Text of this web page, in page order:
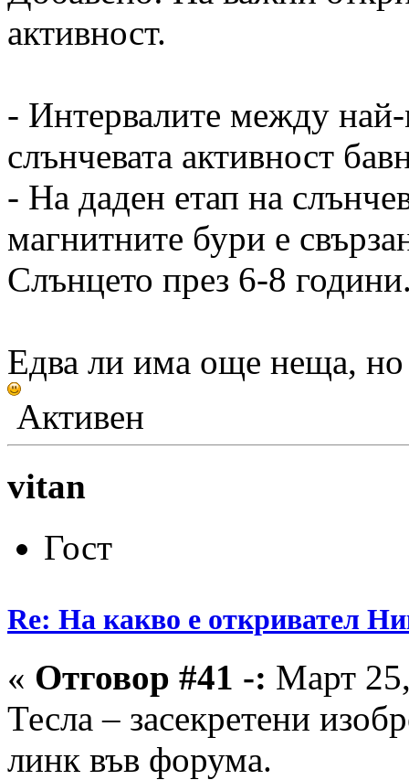
активност.
- Интервалите между
слънчевата активност
- На даден етап на
магнитните бури е
Слънцето през 6-8
Едва ли има още неща,
Активен
vitan
Гост
Re: На какво е откривател
« Отговор #41 -: Март
Тесла – засекретени
линк във форума.